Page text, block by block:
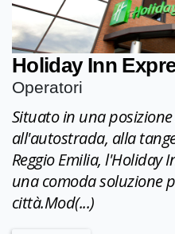
Holiday Inn
Operatori
Situato in una
all'autostrada, alla
Reggio Emilia, l'Holiday
una comoda soluzione
città.Mod(...)